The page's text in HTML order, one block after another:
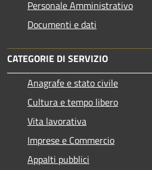
Personale Amministrativo
Documenti e dati
CATEGORIE DI SERVIZIO
Anagrafe e stato civile
Cultura e tempo libero
Vita lavorativa
Imprese e Commercio
Appalti pubblici